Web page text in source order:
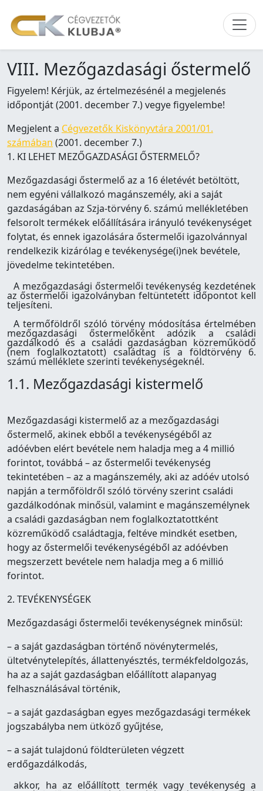
VIII. Mezőgazdasági őstermelő
Figyelem! Kérjük, az értelmezésénél a megjelenés
időpontját (2001. december 7.) vegye figyelembe!
Megjelent a Cégvezetők Kiskönyvtára 2001/01.
számában (2001. december 7.)
1. KI LEHET MEZŐGAZDASÁGI ŐSTERMELŐ?
Mezőgazdasági őstermelő az a 16 életévét betöltött,
nem egyéni vállalkozó magánszemély, aki a saját
gazdaságában az Szja-törvény 6. számú mellékletében
felsorolt termékek előállítására irányuló tevékenységet
folytat, és ennek igazolására őstermelői igazolvánnyal
rendelkezik kizárólag e tevékenysége(i)nek bevétele,
jövedelme tekintetében.
A mezőgazdasági őstermelői tevékenység kezdetének
az őstermelői igazolványban feltüntetett időpontot kell
teljesíteni.
A termőföldről szóló törvény módosítása értelmében
mezőgazdasági őstermelőként adózik a családi
gazdálkodó és a családi gazdaságban közreműködő
(nem foglalkoztatott) családtag is a földtörvény 6.
számú melléklete szerinti tevékenységeknél.
1.1. Mezőgazdasági kistermelő
Mezőgazdasági kistermelő az a mezőgazdasági
őstermelő, akinek ebből a tevékenységéből az
adóévben elért bevétele nem haladja meg a 4 millió
forintot, továbbá – az őstermelői tevékenység
tekintetében – az a magánszemély, aki az adóév utolsó
napján a termőföldről szóló törvény szerint családi
gazdálkodónak minősül, valamint e magánszemélynek
a családi gazdaságban nem foglalkoztatottként
közreműködő családtagja, feltéve mindkét esetben,
hogy az őstermelői tevékenységéből az adóévben
megszerzett bevétele nem haladja meg a 6 millió
forintot.
2. TEVÉKENYSÉGEK
Mezőgazdasági őstermelői tevékenységnek minősül:
– a saját gazdaságban történő növénytermelés,
ültetvénytelepítés, állattenyésztés, termékfeldolgozás,
ha az a saját gazdaságban előállított alapanyag
felhasználásával történik,
– a saját gazdaságban egyes mezőgazdasági termékek
jogszabályba nem ütköző gyűjtése,
– a saját tulajdonú földterületen végzett
erdőgazdálkodás,
akkor, ha az előállított termék vagy tevékenység a